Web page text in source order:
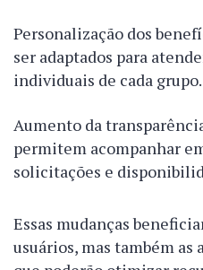
Personalização dos
ser adaptados para
individuais de cada grupo.
Aumento da
permitem acompanhar
solicitações e
Essas mudanças
usuários, mas também